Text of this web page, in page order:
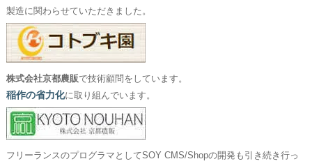
製造に関わらせていただきました。
株式会社京都農販で技術顧問をしています。
稲作の省力化に取り組んでいます。
フリーランスのプログラマとしてSOY CMS/Shopの開発も引き続き行っ